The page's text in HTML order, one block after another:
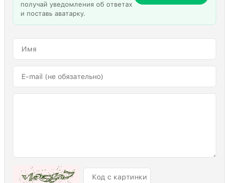
получай уведомления об ответах
и поставь аватарку.